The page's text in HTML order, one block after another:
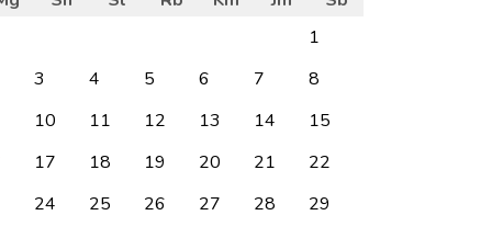
1
3 4 5 6 7
8
10 11 12 13 14
15
17 18 19 20 21
22
24 25 26 27 28
29